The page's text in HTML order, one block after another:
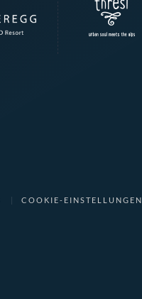
COOKIE-EINSTELLUNGEN